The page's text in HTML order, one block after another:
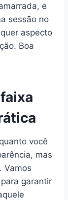
e
sessão no
aspecto
Boa
você
mas
Vamos
garantir